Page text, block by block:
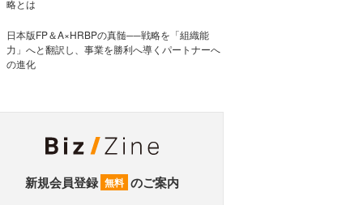
略とは
日本版FP＆A×HRBPの真髄──戦略を「組織能
力」へと翻訳し、事業を勝利へ導くパートナーへ
の進化
新規会員登録 無料 のご案内